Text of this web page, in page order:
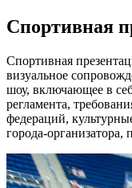
Спортивная
Cпортивная
визуальное
шоу, включающее в
регламента,
федераций,
города-